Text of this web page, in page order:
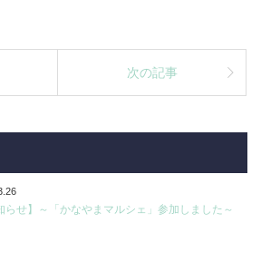
次の記事
らせ】～「かなやまマルシェ」参加しました～